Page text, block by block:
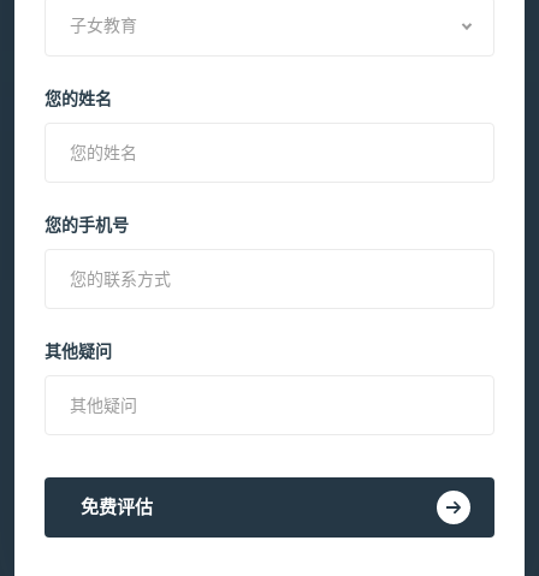
子女教育
您的姓名
您的手机号
其他疑问
免费评估